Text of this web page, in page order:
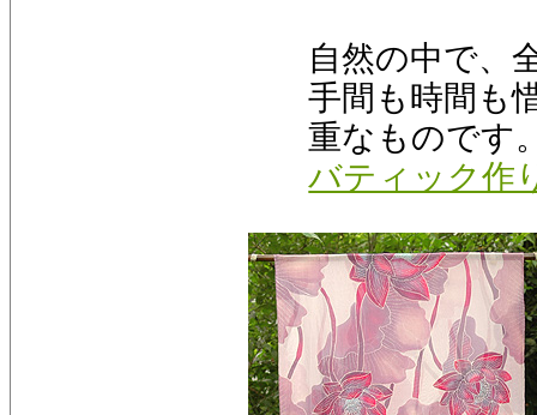
自然の中で、
手間も時間も
重なものです
バティック作